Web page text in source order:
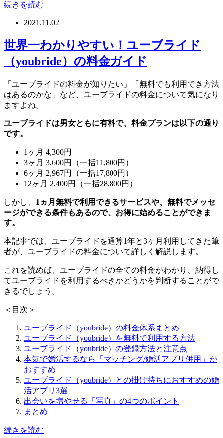
続きを読む
2021.11.02
世界一わかりやすい！ユーブライド
（youbride）の料金ガイド
「ユーブライドの料金が知りたい」「無料でも利用でき方法
はあるのかな」など、ユーブライドの料金について気になり
ますよね。
ユーブライドは男女ともに有料で、料金プランは以下の通り
です。
1ヶ月 4,300円
3ヶ月 3,600円（一括11,800円）
6ヶ月 2,967円（一括17,800円）
12ヶ月 2,400円（一括28,800円）
しかし、 1ヵ月無料で利用できるサービスや、無料でメッセ
ージができる条件もあるので、お得に始めることができま
す。
本記事では、ユーブライドを通算1年と3ヶ月利用してきた筆
者が、ユーブライドの料金について詳しく解説します。
これを読めば、ユーブライドの全ての料金がわかり、納得し
てユーブライドを利用するべきかどうかを判断することがで
きるでしょう。
＜目次＞
ユーブライド（youbride）の料金体系まとめ
ユーブライド（youbride）を無料で利用する方法
ユーブライド（youbride）の登録方法と注意点
本気で婚活するなら「マッチング/婚活アプリ併用」が
おすすめ
ユーブライド（youbride）との掛け持ちにおすすめの婚
活アプリ3選
出会いを増やせる「写真」の4つのポイント
まとめ
続きを読む